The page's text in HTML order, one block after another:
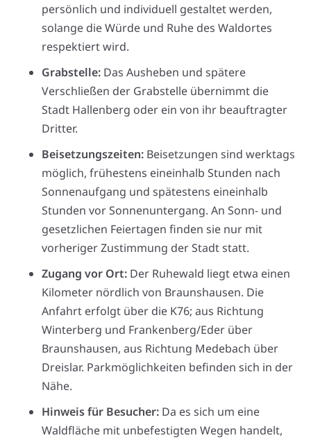
persönlich und individuell gestaltet werden,
solange die Würde und Ruhe des Waldortes
respektiert wird.
Grabstelle: Das Ausheben und spätere
Verschließen der Grabstelle übernimmt die
Stadt Hallenberg oder ein von ihr beauftragter
Dritter.
Beisetzungszeiten: Beisetzungen sind werktags
möglich, frühestens eineinhalb Stunden nach
Sonnenaufgang und spätestens eineinhalb
Stunden vor Sonnenuntergang. An Sonn- und
gesetzlichen Feiertagen finden sie nur mit
vorheriger Zustimmung der Stadt statt.
Zugang vor Ort: Der Ruhewald liegt etwa einen
Kilometer nördlich von Braunshausen. Die
Anfahrt erfolgt über die K76; aus Richtung
Winterberg und Frankenberg/Eder über
Braunshausen, aus Richtung Medebach über
Dreislar. Parkmöglichkeiten befinden sich in der
Nähe.
Hinweis für Besucher: Da es sich um eine
Waldfläche mit unbefestigten Wegen handelt,